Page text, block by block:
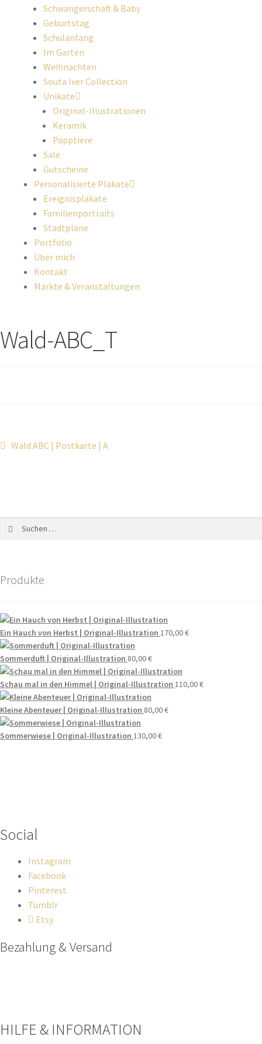
Schwangerschaft & Baby
Geburtstag
Schulanfang
Im Garten
Weihnachten
Souta Iver Collection
Unikate
Original-Illustrationen
Keramik
Papptiere
Sale
Gutscheine
Personalisierte Plakate
Ereignisplakate
Familienportraits
Stadtpläne
Portfolio
Über mich
Kontakt
Märkte & Veranstaltungen
Wald-ABC_T
Wald ABC | Postkarte | A
Produkte
Ein Hauch von Herbst | Original-Illustration 170,00€
Sommerduft | Original-Illustration 80,00€
Schau mal in den Himmel | Original-Illustration 110,00€
Kleine Abenteuer | Original-Illustration 80,00€
Sommerwiese | Original-Illustration 130,00€
Social
Instagram
Facebook
Pinterest
Tumblr
Etsy
Bezahlung & Versand
HILFE & INFORMATION​